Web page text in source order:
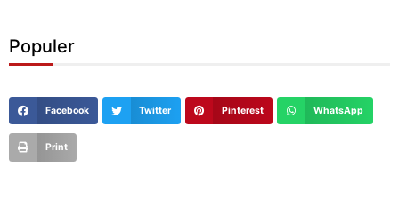
Populer
Facebook Twitter Pinterest WhatsApp
Print